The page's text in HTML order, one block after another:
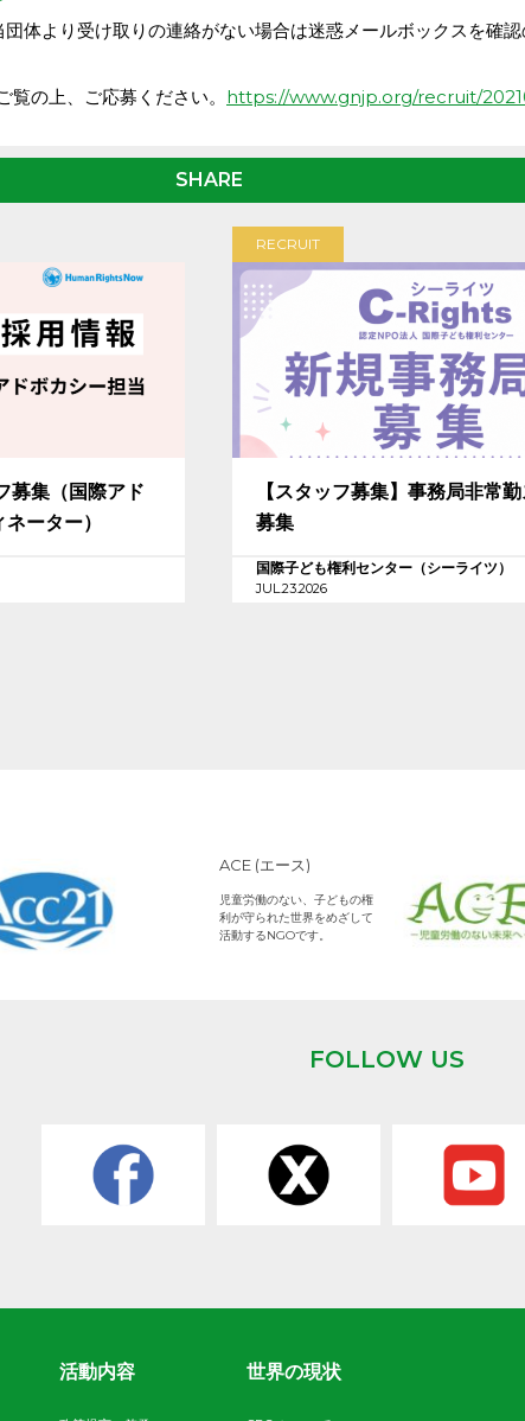
体より受け取りの連絡がない場合は迷惑メールボックスを確
の上、ご応募ください。 https://www.gnjp.org/recruit/
SHARE
募集（国際アド
ーター）
RECRUIT
【スタッフ募集】事務局非常
募集
国際子ども権利センター（シーライツ）
JUL.23.2026
ACE (エース)
児童労働のない、子どもの権
利が守られた世界をめざして
活動するNGOです。
FOLLOW US
活動内容 世界の現状